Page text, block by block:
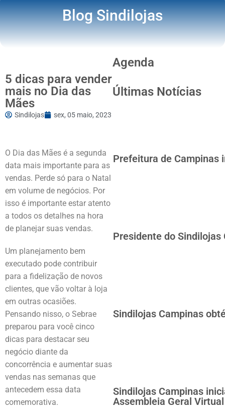
Blog Sindilojas
5 dicas para vender
mais no Dia das
Mães
Sindilojas sex, 05 maio, 2023
O Dia das Mães é a segunda
data mais importante para as
vendas. Perde só para o Natal
em volume de negócios. Por
isso é importante estar atento
a todos os detalhes na hora
de planejar suas vendas.
Um planejamento bem
executado pode contribuir
para a fidelização de novos
clientes, que vão voltar à loja
em outras ocasiões.
Pensando nisso, o Sebrae
preparou para você cinco
dicas para destacar seu
negócio diante da
concorrência e aumentar suas
vendas nas semanas que
antecedem essa data
comemorativa.
Agenda
Últimas Notícias
Prefeitura de Campinas
Presidente do Sindilojas
Sindilojas Campinas
Sindilojas Campinas
Assembleia Geral Virtual